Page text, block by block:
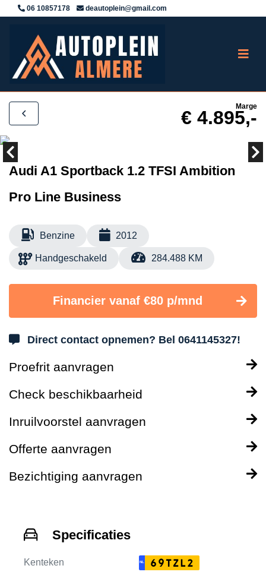
06 10857178 deautoplein@gmail.com
Marge
€ 4.895,-
Audi A1 Sportback 1.2 TFSI Ambition
Pro Line Business
Benzine 2012
Handgeschakeld 284.488 KM
Financier vanaf €80 p/mnd
Direct contact opnemen? Bel 0641145327!
Proefrit aanvragen
Check beschikbaarheid
Inruilvoorstel aanvragen
Offerte aanvragen
Bezichtiging aanvragen
Specificaties
Kenteken NL 69TZL2